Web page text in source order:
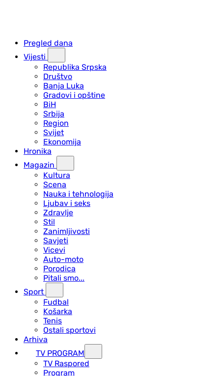
Pregled dana
Vijesti
Republika Srpska
Društvo
Banja Luka
Gradovi i opštine
BiH
Srbija
Region
Svijet
Ekonomija
Hronika
Magazin
Kultura
Scena
Nauka i tehnologija
Ljubav i seks
Zdravlje
Stil
Zanimljivosti
Savjeti
Vicevi
Auto-moto
Porodica
Pitali smo...
Sport
Fudbal
Košarka
Tenis
Ostali sportovi
Arhiva
TV PROGRAM
ТV Raspored
Program